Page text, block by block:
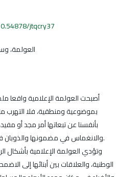
jtqcry37
العولمة،
أصبحت العولمة الإعلامية واقعا
بموضوعية ومنطقية، فلا التهرب
بأنفسنا عن تبعاتها أمر مجد أو
والانغماس في مضمونها والذوبان في إفرازاتها أمر نافع أيضا.
وتؤدي العولمة الإعلامية بأشكال
الوطنية، والعلاقات بين أبنائها إلى